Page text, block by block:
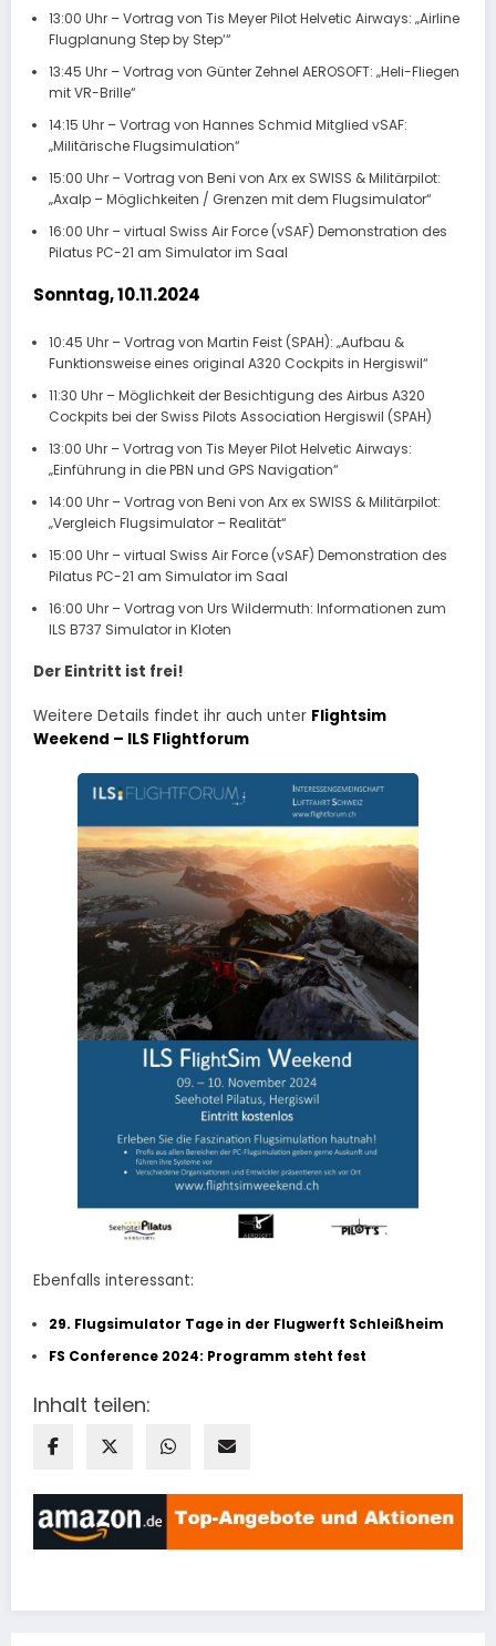
13:00 Uhr – Vortrag von Tis Meyer Pilot Helvetic Airways: „Airline
Flugplanung Step by Step‘“
13:45 Uhr – Vortrag von Günter Zehnel AEROSOFT: „Heli-Fliegen
mit VR-Brille“
14:15 Uhr – Vortrag von Hannes Schmid Mitglied vSAF:
„Militärische Flugsimulation“
15:00 Uhr – Vortrag von Beni von Arx ex SWISS & Militärpilot:
„Axalp – Möglichkeiten / Grenzen mit dem Flugsimulator“
16:00 Uhr – virtual Swiss Air Force (vSAF) Demonstration des
Pilatus PC-21 am Simulator im Saal
Sonntag, 10.11.2024
10:45 Uhr – Vortrag von Martin Feist (SPAH): „Aufbau &
Funktionsweise eines original A320 Cockpits in Hergiswil“
11:30 Uhr – Möglichkeit der Besichtigung des Airbus A320
Cockpits bei der Swiss Pilots Association Hergiswil (SPAH)
13:00 Uhr – Vortrag von Tis Meyer Pilot Helvetic Airways:
„Einführung in die PBN und GPS Navigation“
14:00 Uhr – Vortrag von Beni von Arx ex SWISS & Militärpilot:
„Vergleich Flugsimulator – Realität“
15:00 Uhr – virtual Swiss Air Force (vSAF) Demonstration des
Pilatus PC-21 am Simulator im Saal
16:00 Uhr – Vortrag von Urs Wildermuth: Informationen zum
ILS B737 Simulator in Kloten
Der Eintritt ist frei!
Weitere Details findet ihr auch unter Flightsim
Weekend – ILS Flightforum
Ebenfalls interessant:
29. Flugsimulator Tage in der Flugwerft Schleißheim
FS Conference 2024: Programm steht fest
Inhalt teilen: